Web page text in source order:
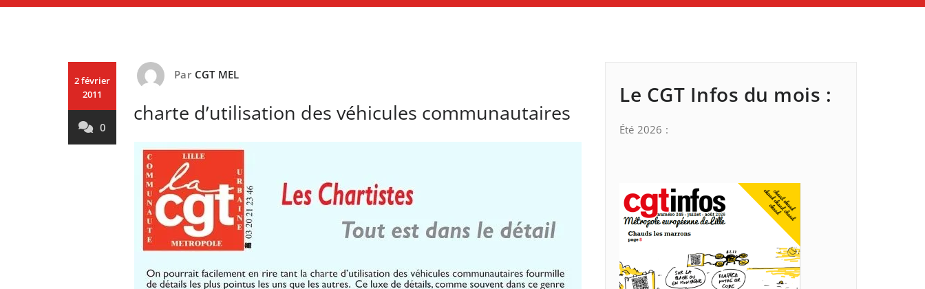
2 février
2011
0
Par CGT MEL
charte d’utilisation des véhicules communautaires
Le CGT Infos du mois :
Été 2026 :